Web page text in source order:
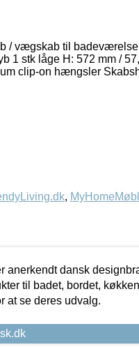
/ vægskab til badeværelse
1 stk låge H: 572 mm /
clip-on hængsler
,
anerkendt dansk
til badet, bordet,
at se deres udvalg.